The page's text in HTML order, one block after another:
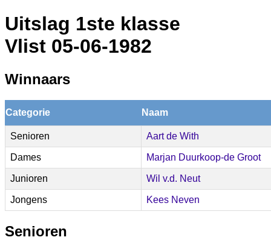
Uitslag 1ste klasse
Vlist 05-06-1982
Winnaars
Categorie Naam
Senioren Aart de With
Dames Marjan Duurkoop-de Groot
Junioren Wil v.d. Neut
Jongens Kees Neven
Senioren